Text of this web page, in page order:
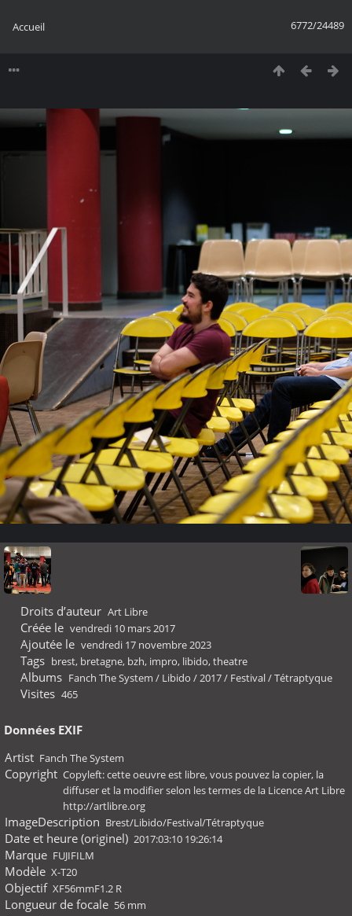
6772/24489
Accueil
Droits d’auteur Art Libre
Créée le vendredi 10 mars 2017
Ajoutée le vendredi 17 novembre 2023
Tags brest, bretagne, bzh, impro, libido,theatre
Albums Fanch The System / Libido /2017/ Festival/Tétraptyque
Visites 465
Données EXIF
Artist Fanch The System
Copyright Copyleft: cette oeuvre est libre, vous pouvez la copier, la
diffuser et la modifier selon les termes de la Licence Art Libre
http://artlibre.org
ImageDescription Brest/Libido/Festival/Tétraptyque
Date et heure (originel) 2017:03:10 19:26:14
Marque FUJIFILM
Modèle X-T20
Objectif XF56mmF1.2 R
Longueur de focale 56 mm